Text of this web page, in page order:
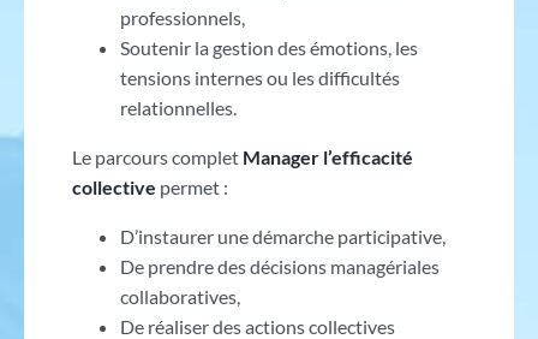
professionnels,
Soutenir la gestion des émotions, les
tensions internes ou les difficultés
relationnelles.
Le parcours complet Manager l’efficacité
collective permet :
D’instaurer une démarche participative,
De prendre des décisions managériales
collaboratives,
De réaliser des actions collectives